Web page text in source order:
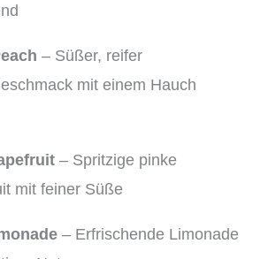
– Süßer, reifer
mit einem Hauch
– Spritzige pinke
mit feiner Süße
– Erfrischende Limonade